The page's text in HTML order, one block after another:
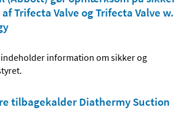
Trifecta Valve og Trifecta Valve w.
information om sikker og
tilbagekalder Diathermy Suction